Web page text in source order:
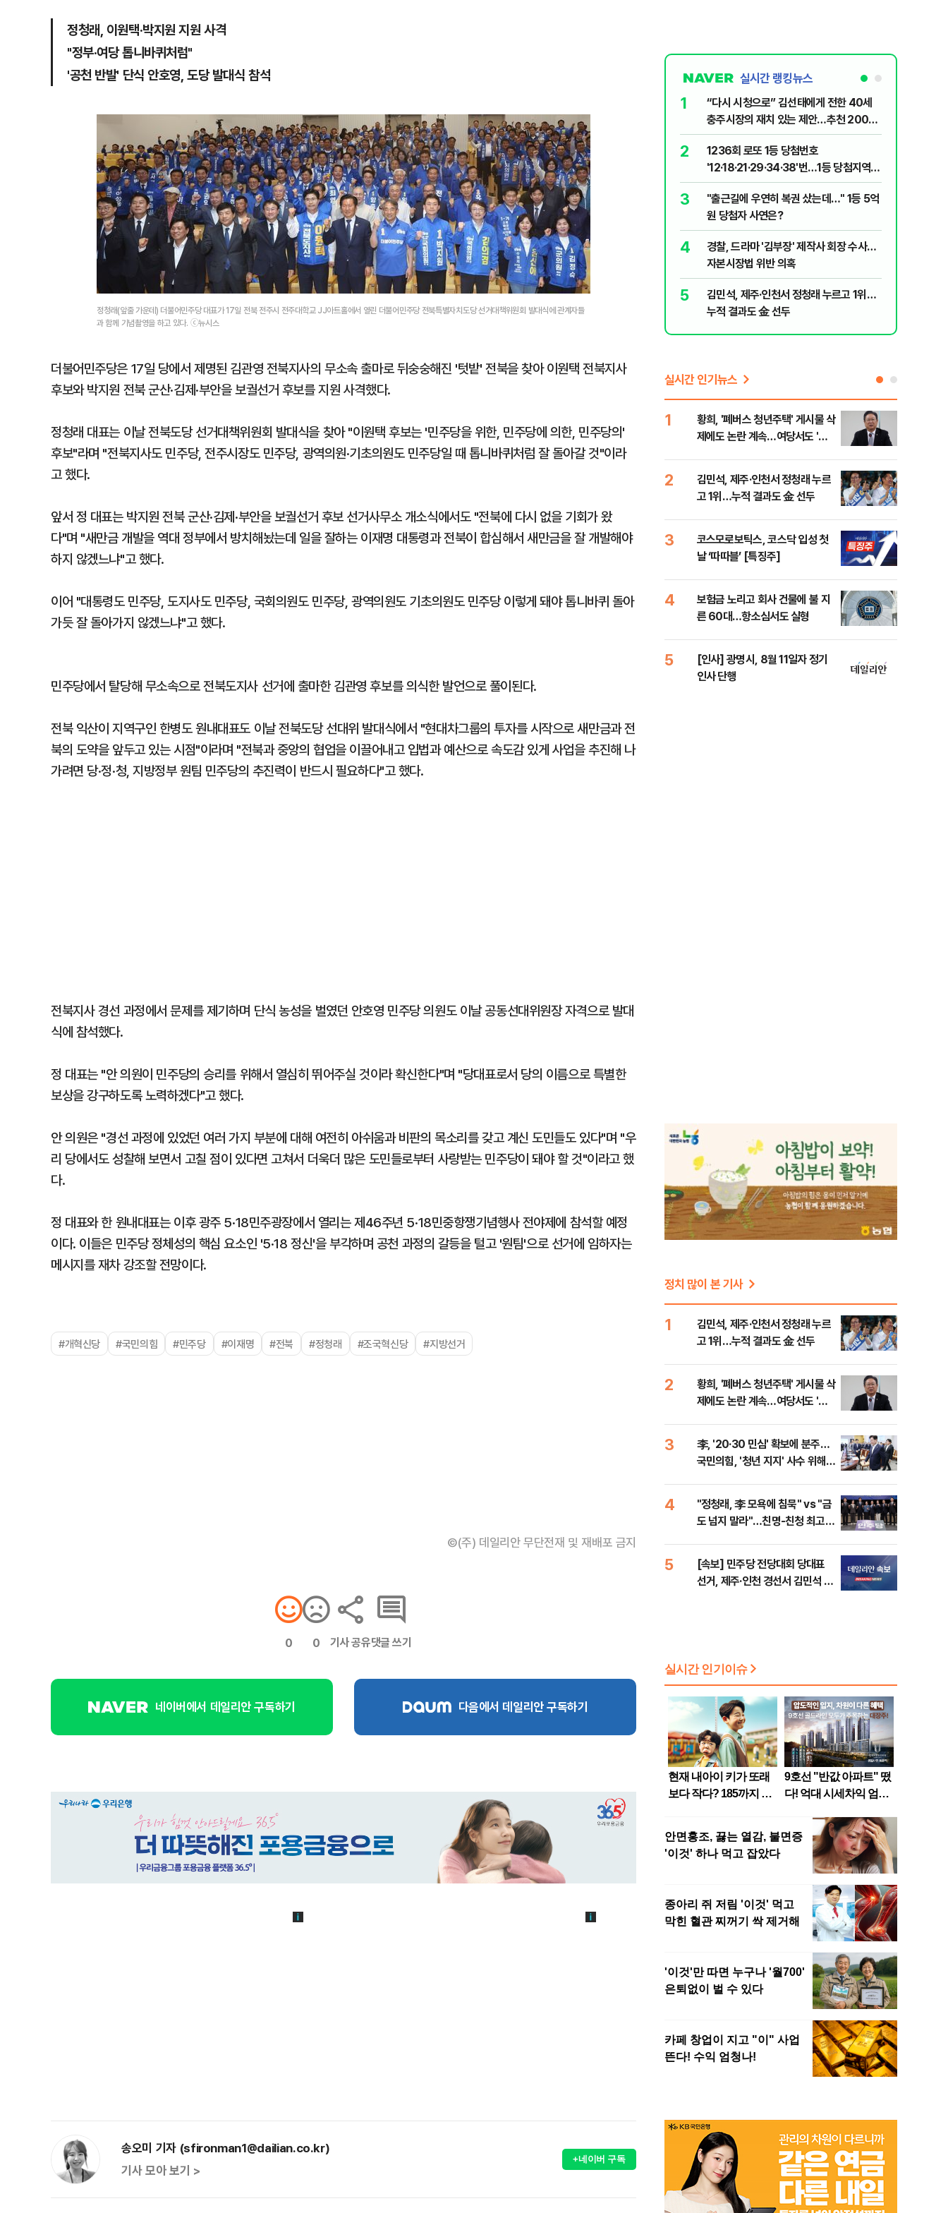
정청래, 이원택·박지원 지원 사격
"정부·여당 톱니바퀴처럼"
'공천 반발' 단식 안호영, 도당 발대식 참석
정청래(앞줄 가운데) 더불어민주당 대표가 17일 전북 전주시 전주대학교 JJ아트홀에서 열린 더불어민주당 전북특별자치도당 선거대책위원회 발대식에 관계자들
과 함께 기념촬영을 하고 있다. ⓒ뉴시스
더불어민주당은 17일 당에서 제명된 김관영 전북지사의 무소속 출마로 뒤숭숭해진 '텃밭' 전북을 찾아 이원택 전북지사
후보와 박지원 전북 군산·김제·부안을 보궐선거 후보를 지원 사격했다.
정청래 대표는 이날 전북도당 선거대책위원회 발대식을 찾아 "이원택 후보는 '민주당을 위한, 민주당에 의한, 민주당의'
후보"라며 "전북지사도 민주당, 전주시장도 민주당, 광역의원·기초의원도 민주당일 때 톱니바퀴처럼 잘 돌아갈 것"이라
고 했다.
앞서 정 대표는 박지원 전북 군산·김제·부안을 보궐선거 후보 선거사무소 개소식에서도 "전북에 다시 없을 기회가 왔
다"며 "새만금 개발을 역대 정부에서 방치해놨는데 일을 잘하는 이재명 대통령과 전북이 합심해서 새만금을 잘 개발해야
하지 않겠느냐"고 했다.
이어 "대통령도 민주당, 도지사도 민주당, 국회의원도 민주당, 광역의원도 기초의원도 민주당 이렇게 돼야 톱니바퀴 돌아
가듯 잘 돌아가지 않겠느냐"고 했다.
민주당에서 탈당해 무소속으로 전북도지사 선거에 출마한 김관영 후보를 의식한 발언으로 풀이된다.
전북 익산이 지역구인 한병도 원내대표도 이날 전북도당 선대위 발대식에서 "현대차그룹의 투자를 시작으로 새만금과 전
북의 도약을 앞두고 있는 시점"이라며 "전북과 중앙의 협업을 이끌어내고 입법과 예산으로 속도감 있게 사업을 추진해 나
가려면 당·정·청, 지방정부 원팀 민주당의 추진력이 반드시 필요하다"고 했다.
전북지사 경선 과정에서 문제를 제기하며 단식 농성을 벌였던 안호영 민주당 의원도 이날 공동선대위원장 자격으로 발대
식에 참석했다.
정 대표는 "안 의원이 민주당의 승리를 위해서 열심히 뛰어주실 것이라 확신한다"며 "당대표로서 당의 이름으로 특별한
보상을 강구하도록 노력하겠다"고 했다.
안 의원은 "경선 과정에 있었던 여러 가지 부분에 대해 여전히 아쉬움과 비판의 목소리를 갖고 계신 도민들도 있다"며 "우
리 당에서도 성찰해 보면서 고칠 점이 있다면 고쳐서 더욱더 많은 도민들로부터 사랑받는 민주당이 돼야 할 것"이라고 했
다.
정 대표와 한 원내대표는 이후 광주 5·18민주광장에서 열리는 제46주년 5·18민중항쟁기념행사 전야제에 참석할 예정
이다. 이들은 민주당 정체성의 핵심 요소인 '5·18 정신'을 부각하며 공천 과정의 갈등을 털고 '원팀'으로 선거에 임하자는
메시지를 재차 강조할 전망이다.
#개혁신당 #국민의힘 #민주당 #이재명 #전북 #정청래 #조국혁신당 #지방선거
©(주) 데일리안 무단전재 및 재배포 금지
0 0 기사 공유댓글 쓰기
네이버에서 데일리안 구독하기 다음에서 데일리안 구독하기
송오미 기자 (sfironman1@dailian.co.kr)
기사 모아 보기 >
+네이버 구독
실시간 랭킹뉴스
1
“다시 시청으로” 김선태에게 전한 40세
충주시장의 재치 있는 제안…추천 2000
개
2
1236회 로또 1등 당첨번호
'12·18·21·29·34·38'번…1등 당첨지역
어디?
3
"출근길에 우연히 복권 샀는데…" 1등 5억
원 당첨자 사연은?
4
경찰, 드라마 '김부장' 제작사 회장 수사…
자본시장법 위반 의혹
5
김민석, 제주·인천서 정청래 누르고 1위…
누적 결과도 金 선두
실시간 인기뉴스
1
황희, '폐버스 청년주택' 게시물 삭
제에도 논란 계속…여당서도 '내
2
김민석, 제주·인천서 정청래 누르
고 1위…누적 결과도 金 선두
3
코스모로보틱스, 코스닥 입성 첫
날 ‘따따블’ [특징주]
4
보험금 노리고 회사 건물에 불 지
른 60대…항소심서도 실형
5
[인사] 광명시, 8월 11일자 정기
인사 단행
정치 많이 본 기사
1
김민석, 제주·인천서 정청래 누르
고 1위…누적 결과도 金 선두
2
황희, '폐버스 청년주택' 게시물 삭
제에도 논란 계속…여당서도 '내
3
李, '20·30 민심' 확보에 분주…
국민의힘, '청년 지지' 사수 위해
4
"정청래, 李 모욕에 침묵" vs "금
도 넘지 말라"…친명-친청 최고위
5
[속보] 민주당 전당대회 당대표
선거, 제주·인천 경선서 김민석 승